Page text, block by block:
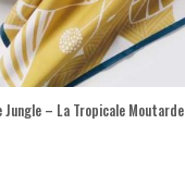
– La Tropicale Moutarde